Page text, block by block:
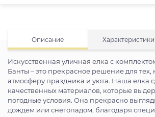
Описание Характеристики
Искусственная уличная елка с
Банты – это прекрасное решение для тех,
атмосферу праздника и уюта. Наша елка
качественных материалов, которые
погодные условия. Она прекрасно
дождем или снегопадом, благодаря